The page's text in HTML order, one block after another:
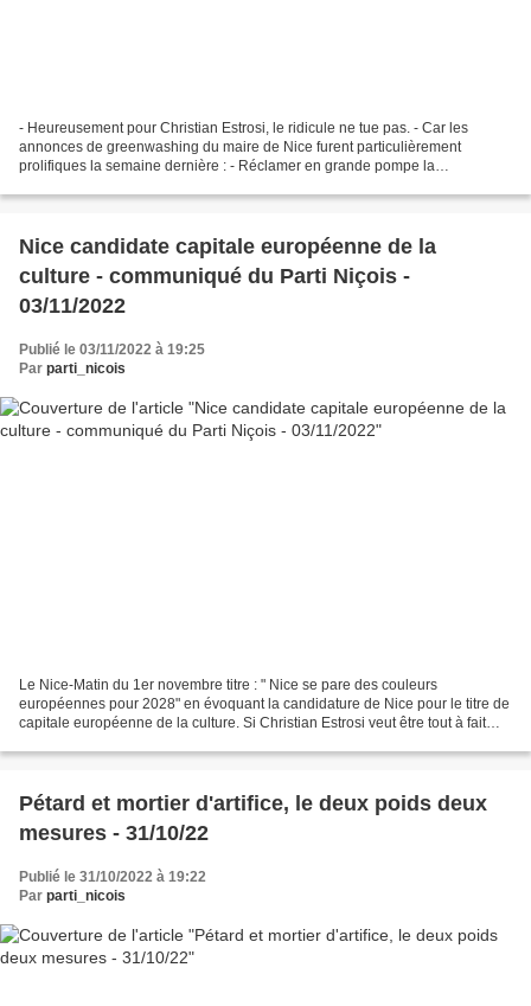
- Heureusement pour Christian Estrosi, le ridicule ne tue pas. - Car les
annonces de greenwashing du maire de Nice furent particulièrement
prolifiques la semaine dernière : - Réclamer en grande pompe la
Nice candidate capitale européenne de la
culture - communiqué du Parti Niçois -
03/11/2022
Publié le 03/11/2022 à 19:25
Par parti_nicois
Le Nice-Matin du 1er novembre titre : " Nice se pare des couleurs
européennes pour 2028" en évoquant la candidature de Nice pour le titre de
capitale européenne de la culture. Si Christian Estrosi veut être tout à fait
Pétard et mortier d'artifice, le deux poids deux
mesures - 31/10/22
Publié le 31/10/2022 à 19:22
Par parti_nicois